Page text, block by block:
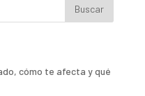
cómo te afecta y qué